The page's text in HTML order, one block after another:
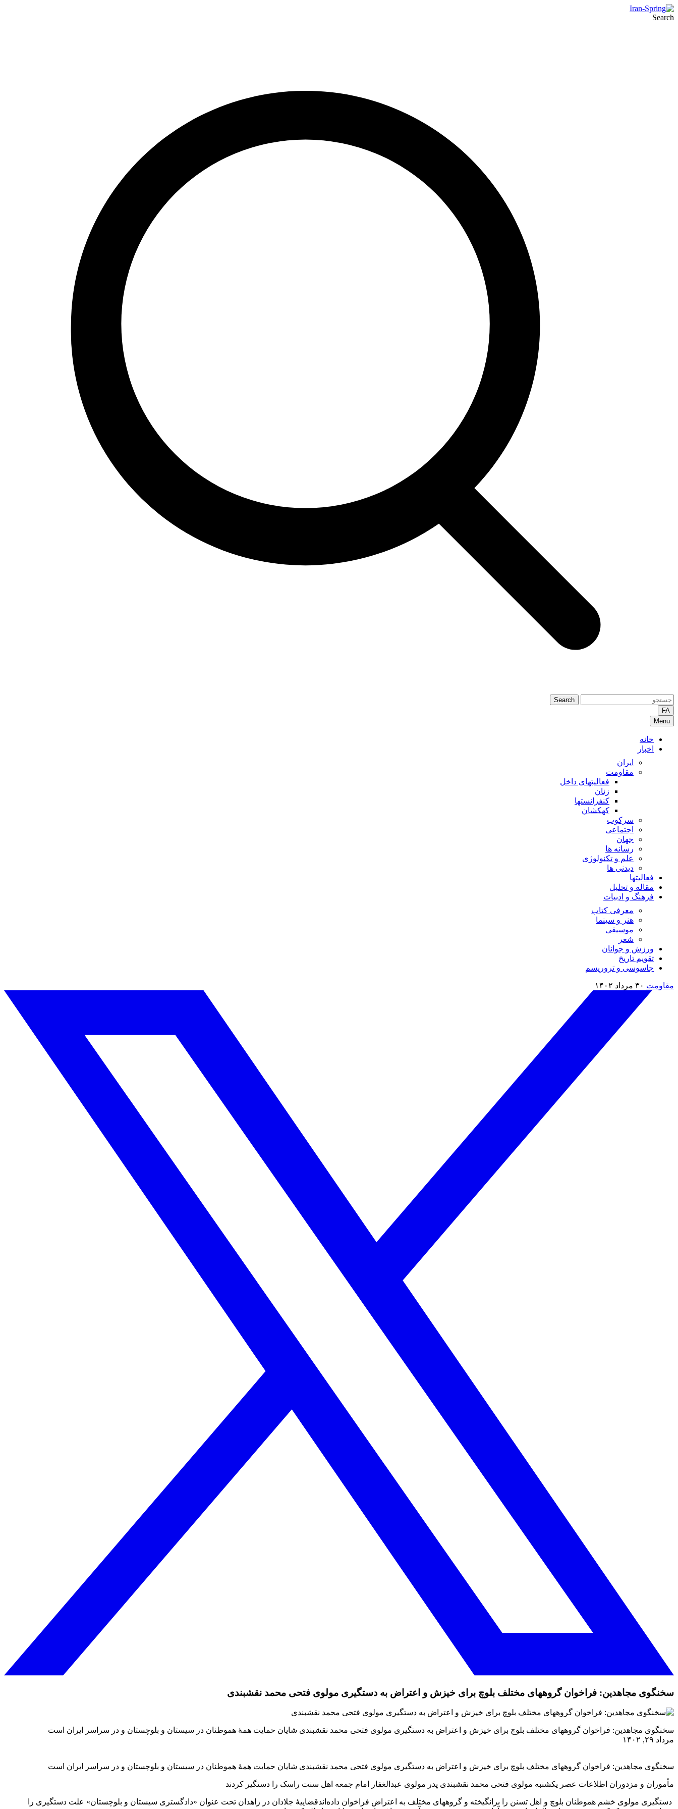
Search
Search
FA
Menu
خانه
اخبار
ایران
مقاومت
فعالیتهای داخل
زنان
کنفرانستها
کهکشان
سرکوب
اجتماعی
جهان
رسانه ها
علم و تکنولوژی
دیدنی ها
فعالیتها
مقاله و تحلیل
فرهنگ و ادبیات
معرفی کتاب
هنر و سینما
موسیقی
شعر
ورزش و جوانان
تقویم تاريخ
جاسوسی و تروریسم
مقاومت ۳۰ مرداد ۱۴۰۲
سخنگوی مجاهدین: فراخوان گروههای مختلف بلوچ برای خیزش و اعتراض به دستگیری مولوی فتحی محمد نقشبندی
سخنگوی مجاهدین: فراخوان گروههای مختلف بلوچ برای خیزش و اعتراض به دستگیری مولوی فتحی محمد نقشبندی شایان حمایت همهٔ هموطنان در سیستان و بلوچستان و در سراسر ایران است
مرداد ۲۹, ۱۴۰۲
سخنگوی مجاهدین: فراخوان گروههای مختلف بلوچ برای خیزش و اعتراض به دستگیری مولوی فتحی محمد نقشبندی شایان حمایت همهٔ هموطنان در سیستان و بلوچستان و در سراسر ایران است
مأموران و مزدوران اطلاعات عصر یکشنبه مولوی فتحی محمد نقشبندی پدر مولوی عبدالغفار امام جمعه اهل سنت راسک را دستگیر کردند
دستگیری مولوی خشم هموطنان بلوچ و اهل تسنن را برانگیخته و گروههای مختلف به اعتراض فراخوان داده‌اندقضاییهٔ جلادان در زاهدان تحت عنوان «دادگستری سیستان و بلوچستان» علت دستگیری را